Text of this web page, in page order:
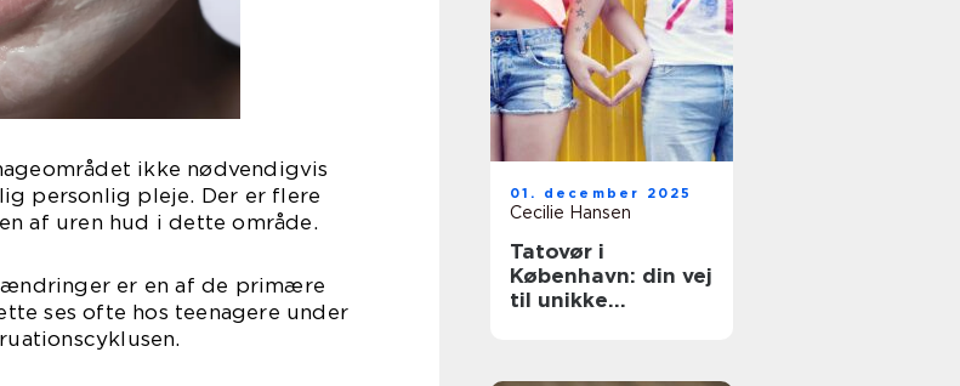
ikke nødvendigvis
personlig pleje. Der er flere
af uren hud i dette område.
er en af de primære
ses ofte hos teenagere under
01. december 2025
Cecilie Hansen
Tatovør i
København: din vej
til unikke